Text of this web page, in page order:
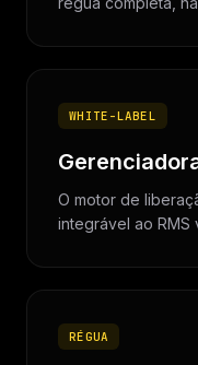
WHITE-LABEL
O motor de
integrável ao RMS
RÉGUA